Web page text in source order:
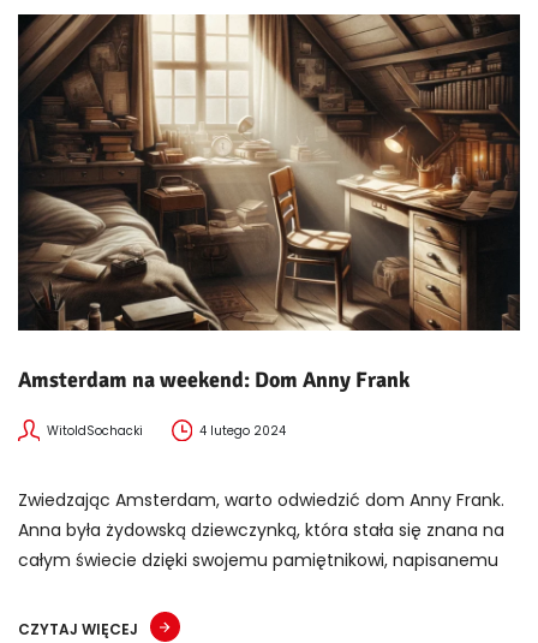
Amsterdam na weekend: Dom Anny Frank
WitoldSochacki 4 lutego 2024
Zwiedzając Amsterdam, warto odwiedzić dom Anny Frank.
Anna była żydowską dziewczynką, która stała się znana na
całym świecie dzięki swojemu pamiętnikowi, napisanemu
CZYTAJ WIĘCEJ